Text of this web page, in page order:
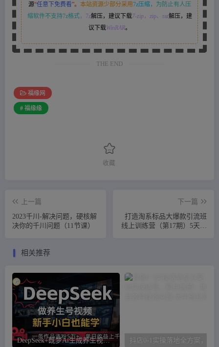
源“任意下免费看”。 本站资源少部分采用7z压缩，
为防止有人压
缩软件不支持7z格式，7z解压，建议下载7-zip，zip、rar解压，建
议下载WinRAR。
THE END
福缘网
# 福缘缘
收藏
上一篇
2023千川-解决问题，硬核解
决你的千川问题（11节课）
下一篇
打造淘系标品大爆款引流班
线上训练营（第17期）5天直
相关推荐
DeepSeek+既梦Ai生成养生视频，5分钟一条，条条爆款，轻松日入300+